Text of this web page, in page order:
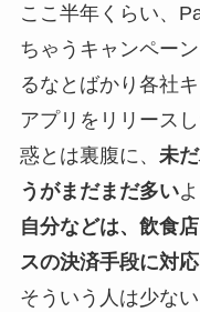
ここ半年くらい、
ちゃうキャンペー
るなとばかり各社
アプリをリリース
惑とは裏腹に、 未
うがまだまだ多い
自分などは、飲食
スの決済手段に対
そういう人は少ない